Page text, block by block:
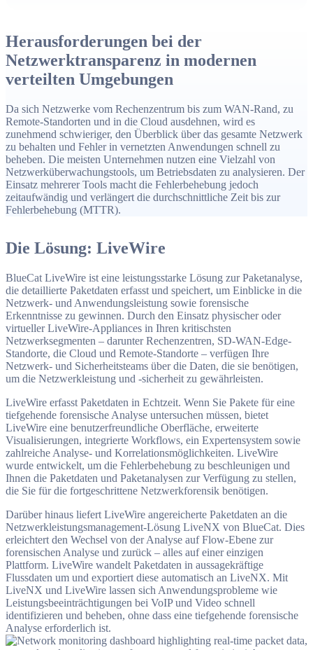
gestützte Analysen sowie skalierbare Datenspeicherung für
Compliance und Langzeitforensik.
Herausforderungen bei der
Netzwerktransparenz in modernen
verteilten Umgebungen
Da sich Netzwerke vom Rechenzentrum bis zum WAN-Rand, zu
Remote-Standorten und in die Cloud ausdehnen, wird es
zunehmend schwieriger, den Überblick über das gesamte Netzwerk
zu behalten und Fehler in vernetzten Anwendungen schnell zu
beheben. Die meisten Unternehmen nutzen eine Vielzahl von
Netzwerküberwachungstools, um Betriebsdaten zu analysieren. Der
Einsatz mehrerer Tools macht die Fehlerbehebung jedoch
zeitaufwändig und verlängert die durchschnittliche Zeit bis zur
Fehlerbehebung (MTTR).
Die Lösung: LiveWire
BlueCat LiveWire ist eine leistungsstarke Lösung zur Paketanalyse,
die detaillierte Paketdaten erfasst und speichert, um Einblicke in die
Netzwerk- und Anwendungsleistung sowie forensische
Erkenntnisse zu gewinnen. Durch den Einsatz physischer oder
virtueller LiveWire-Appliances in Ihren kritischsten
Netzwerksegmenten – darunter Rechenzentren, SD-WAN-Edge-
Standorte, die Cloud und Remote-Standorte – verfügen Ihre
Netzwerk- und Sicherheitsteams über die Daten, die sie benötigen,
um die Netzwerkleistung und -sicherheit zu gewährleisten.
LiveWire erfasst Paketdaten in Echtzeit. Wenn Sie Pakete für eine
tiefgehende forensische Analyse untersuchen müssen, bietet
LiveWire eine benutzerfreundliche Oberfläche, erweiterte
Visualisierungen, integrierte Workflows, ein Expertensystem sowie
zahlreiche Analyse- und Korrelationsmöglichkeiten. LiveWire
wurde entwickelt, um die Fehlerbehebung zu beschleunigen und
Ihnen die Paketdaten und Paketanalysen zur Verfügung zu stellen,
die Sie für die fortgeschrittene Netzwerkforensik benötigen.
Darüber hinaus liefert LiveWire angereicherte Paketdaten an die
Netzwerkleistungsmanagement-Lösung LiveNX von BlueCat. Dies
erleichtert den Wechsel von der Analyse auf Flow-Ebene zur
forensischen Analyse und zurück – alles auf einer einzigen
Plattform. LiveWire wandelt Paketdaten in aussagekräftige
Flussdaten um und exportiert diese automatisch an LiveNX. Mit
LiveNX und LiveWire lassen sich Anwendungsprobleme wie
Leistungsbeeinträchtigungen bei VoIP und Video schnell
identifizieren und beheben, ohne dass eine tiefgehende forensische
Analyse erforderlich ist.